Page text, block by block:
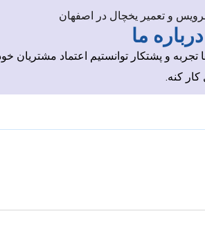
درباره ما
و پشتکار توانستیم اعتماد مشتریان
کنه.